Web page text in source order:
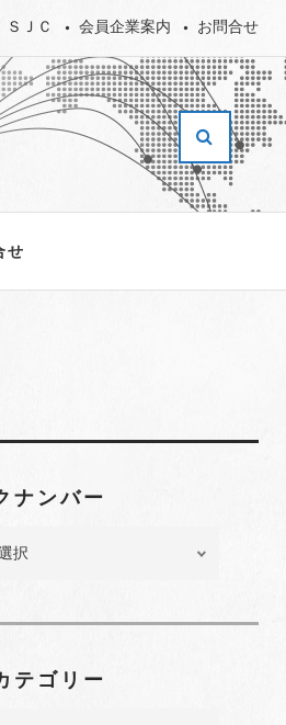
ＳＪＣ 会員企業案内 お問合せ
せ
ナンバー
テゴリー